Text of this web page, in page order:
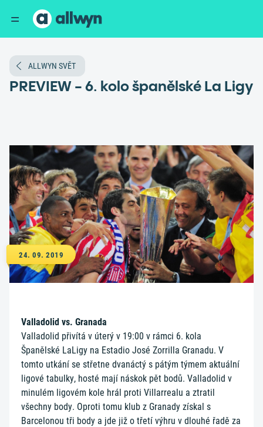
ALLWYN SVĚT
PREVIEW - 6. kolo španělské La Ligy
24. 09. 2019
Valladolid vs. Granada
Valladolid přivítá v úterý v 19:00 v rámci 6. kola
Španělské LaLigy na Estadio José Zorrilla Granadu. V
tomto utkání se střetne dvanáctý s pátým týmem aktuální
ligové tabulky, hosté mají náskok pět bodů. Valladolid v
minulém ligovém kole hrál proti Villarrealu a ztratil
všechny body. Oproti tomu klub z Granady získal s
Barcelonou tři body a jde již o třetí výhru v dlouhé řadě za